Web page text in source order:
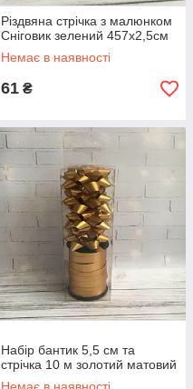
Різдвяна стрічка з малюнком
Сніговик зелений 457х2,5см
Немає в наявності
61 ₴
Набір бантик 5,5 см та
стрічка 10 м золотий матовий